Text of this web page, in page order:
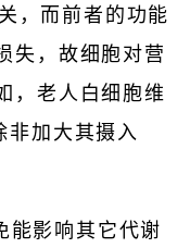
，而前者的功能
失，故细胞对营
，老人白细胞维
非加大其摄入
能影响其它代谢